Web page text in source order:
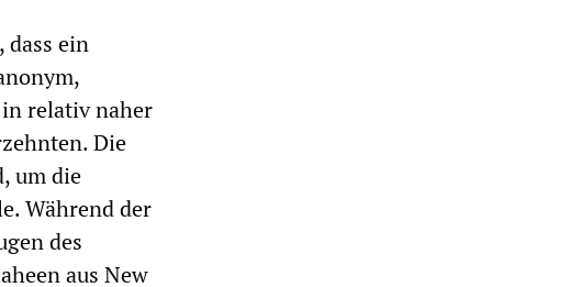
ein
relativ naher
Die
um die
Während der
des
aus New